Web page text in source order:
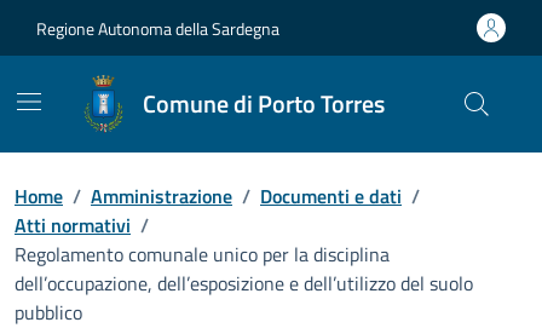
Regione Autonoma della Sardegna
Comune di Porto Torres
Home / Amministrazione / Documenti e dati /
Atti normativi /
Regolamento comunale unico per la disciplina
dell’occupazione, dell’esposizione e dell’utilizzo del suolo
pubblico